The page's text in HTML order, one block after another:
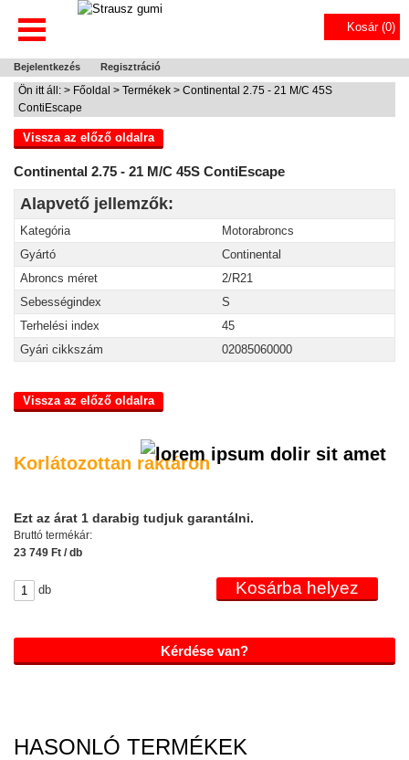
Kosár (0)
Bejelentkezés Regisztráció
Ön itt áll: > Főoldal > Termékek > Continental 2.75 - 21 M/C 45S
ContiEscape
Vissza az előző oldalra
Continental 2.75 - 21 M/C 45S ContiEscape
Alapvető jellemzők:
Kategória
Motorabroncs
Gyártó
Continental
Abroncs méret
2/R21
Sebességindex
S
Terhelési index
45
Gyári cikkszám
02085060000
Vissza az előző oldalra
Korlátozottan raktáron
Ezt az árat 1 darabig tudjuk garantálni.
Bruttó termékár:
23 749 Ft / db
db
Kérdése van?
HASONLÓ TERMÉKEK